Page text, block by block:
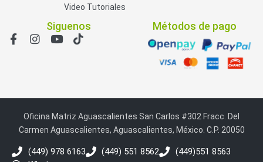
Video Tutoriales
Siguenos Métodos de pago
Oficina Matriz Aguascalientes San Carlos #302 Fracc. Del
Carmen Aguascalientes, Aguascalientes, México. C.P. 20050
(449) 978 6163 (449) 551 8562
(449)551 8563